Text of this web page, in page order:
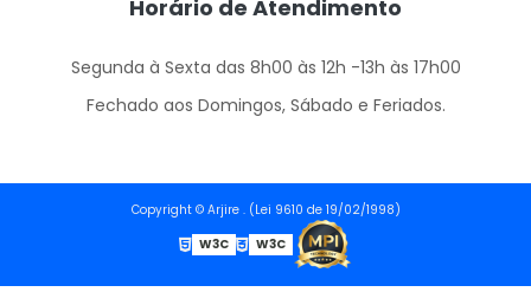
Horário de Atendimento
Segunda à Sexta das 8h00 às 12h -13h às 17h00
Fechado aos Domingos, Sábado e Feriados.
Copyright © Arjire . (Lei 9610 de 19/02/1998)
W3C
W3C